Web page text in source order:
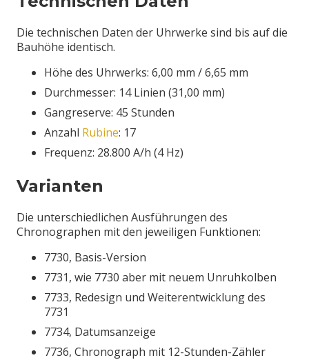
Die technischen Daten der Uhrwerke sind bis auf die
Bauhöhe identisch.
Höhe des Uhrwerks: 6,00 mm / 6,65 mm
Durchmesser: 14 Linien (31,00 mm)
Gangreserve: 45 Stunden
Anzahl Rubine: 17
Frequenz: 28.800 A/h (4 Hz)
Varianten
Die unterschiedlichen Ausführungen des
Chronographen mit den jeweiligen Funktionen:
7730, Basis-Version
7731, wie 7730 aber mit neuem Unruhkolben
7733, Redesign und Weiterentwicklung des
7731
7734, Datumsanzeige
7736, Chronograph mit 12-Stunden-Zähler